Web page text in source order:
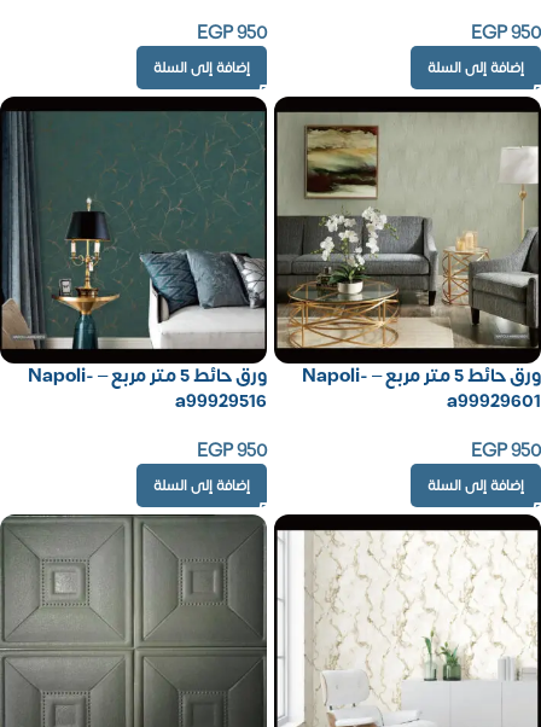
EGP950
إضافة إلى السلة
EGP950
إضافة إلى السلة
ورق حائط 5 متر مربع – Napoli-
a99929601
EGP950
إضافة إلى السلة
ورق حائط 5 متر مربع – Napoli-
a99929516
EGP950
إضافة إلى السلة